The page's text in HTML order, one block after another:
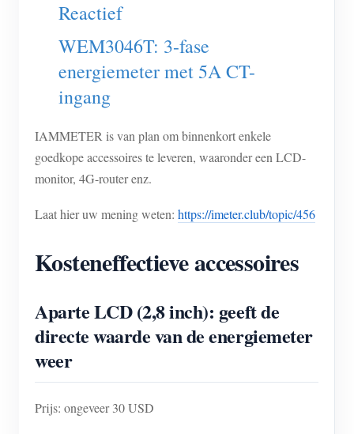
Energiemonitor voor zonne-PV-systemen
Monitor voor elektriciteitsverbruik
PV-verwarmingsregelsysteem
Domotica
Energiemonitoring voor fabrieken
Winkel
Bronnen
Product snelstart
Documentatie
Tutorialvideo
FAQ
Community
Contributorprogramma
Contributor Center
IAMMETER-activiteiten
Site verkennen
Contact
Over ons
Reactief
WEM3046T: 3-fase
energiemeter met 5A CT-
ingang
IAMMETER is van plan om binnenkort enkele
goedkope accessoires te leveren, waaronder een LCD-
monitor, 4G-router enz.
Laat hier uw mening weten: https://imeter.club/topic/456
Kosteneffectieve accessoires
Aparte LCD (2,8 inch): geeft de
directe waarde van de energiemeter
weer
Prijs: ongeveer 30 USD